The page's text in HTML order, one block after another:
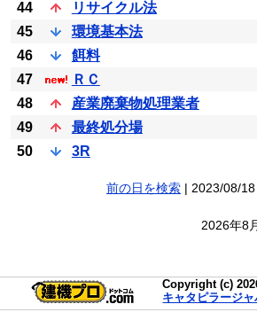
44
リサイクル法
45
環境基本法
46
餌料
47
ＲＣ
48
産業廃棄物処理業者
49
最終処分場
50
3R
前の日を検索| 2023/08/
2026年8
Copyright (c)
キャタピラージ